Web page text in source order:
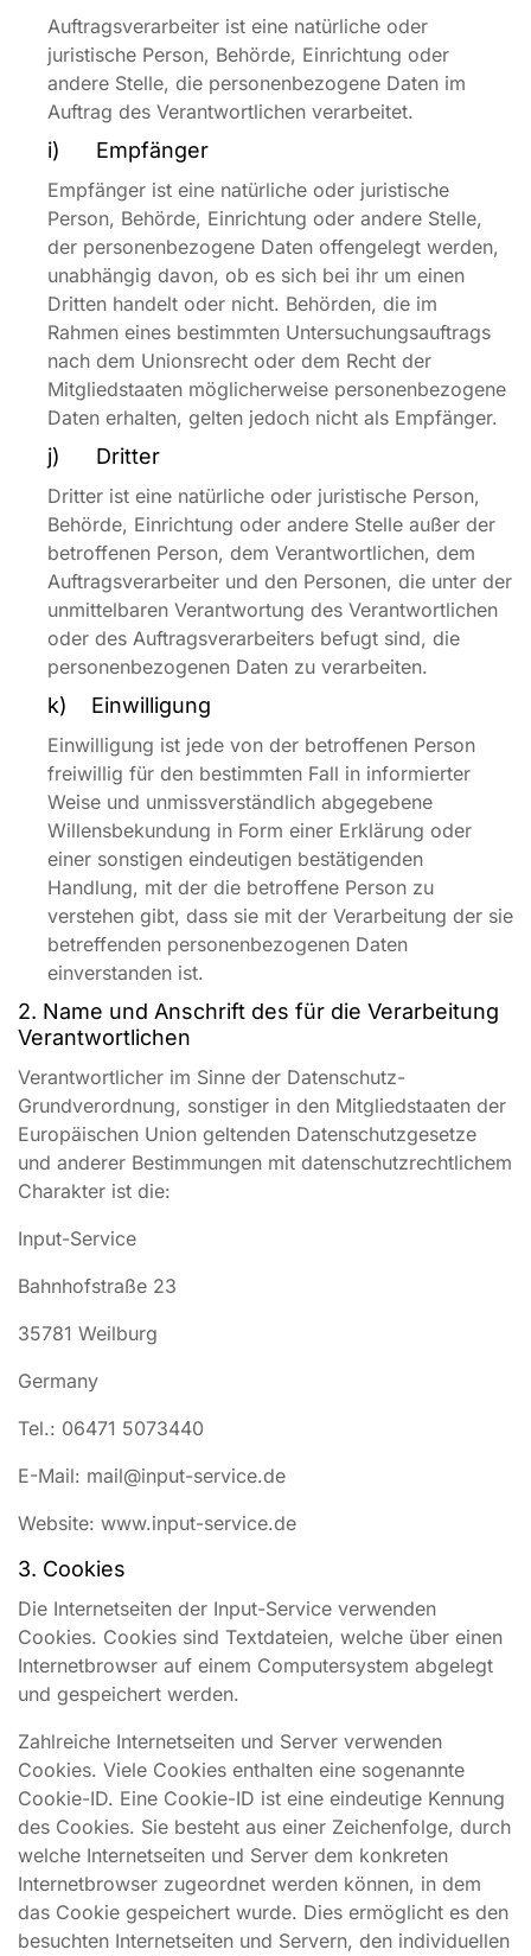
Auftragsverarbeiter ist eine natürliche oder
juristische Person, Behörde, Einrichtung oder
andere Stelle, die personenbezogene Daten im
Auftrag des Verantwortlichen verarbeitet.
i) Empfänger
Empfänger ist eine natürliche oder juristische
Person, Behörde, Einrichtung oder andere Stelle,
der personenbezogene Daten offengelegt werden,
unabhängig davon, ob es sich bei ihr um einen
Dritten handelt oder nicht. Behörden, die im
Rahmen eines bestimmten Untersuchungsauftrags
nach dem Unionsrecht oder dem Recht der
Mitgliedstaaten möglicherweise personenbezogene
Daten erhalten, gelten jedoch nicht als Empfänger.
j) Dritter
Dritter ist eine natürliche oder juristische Person,
Behörde, Einrichtung oder andere Stelle außer der
betroffenen Person, dem Verantwortlichen, dem
Auftragsverarbeiter und den Personen, die unter der
unmittelbaren Verantwortung des Verantwortlichen
oder des Auftragsverarbeiters befugt sind, die
personenbezogenen Daten zu verarbeiten.
k) Einwilligung
Einwilligung ist jede von der betroffenen Person
freiwillig für den bestimmten Fall in informierter
Weise und unmissverständlich abgegebene
Willensbekundung in Form einer Erklärung oder
einer sonstigen eindeutigen bestätigenden
Handlung, mit der die betroffene Person zu
verstehen gibt, dass sie mit der Verarbeitung der sie
betreffenden personenbezogenen Daten
einverstanden ist.
2. Name und Anschrift des für die Verarbeitung
Verantwortlichen
Verantwortlicher im Sinne der Datenschutz-
Grundverordnung, sonstiger in den Mitgliedstaaten der
Europäischen Union geltenden Datenschutzgesetze
und anderer Bestimmungen mit datenschutzrechtlichem
Charakter ist die:
Input-Service
Bahnhofstraße 23
35781 Weilburg
Germany
Tel.: 06471 5073440
E-Mail: mail@input-service.de
Website: www.input-service.de
3. Cookies
Die Internetseiten der Input-Service verwenden
Cookies. Cookies sind Textdateien, welche über einen
Internetbrowser auf einem Computersystem abgelegt
und gespeichert werden.
Zahlreiche Internetseiten und Server verwenden
Cookies. Viele Cookies enthalten eine sogenannte
Cookie-ID. Eine Cookie-ID ist eine eindeutige Kennung
des Cookies. Sie besteht aus einer Zeichenfolge, durch
welche Internetseiten und Server dem konkreten
Internetbrowser zugeordnet werden können, in dem
das Cookie gespeichert wurde. Dies ermöglicht es den
besuchten Internetseiten und Servern, den individuellen